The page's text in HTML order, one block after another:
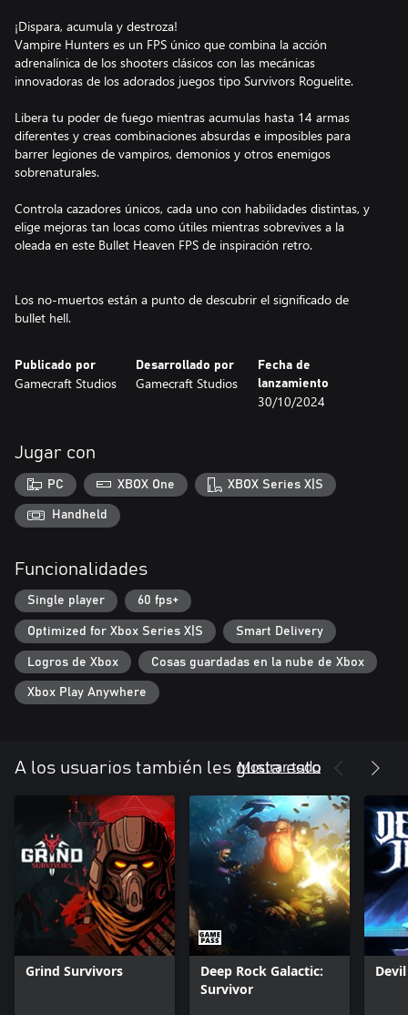
¡Dispara, acumula y destroza!
Vampire Hunters es un FPS único que combina la acción
adrenalínica de los shooters clásicos con las mecánicas
innovadoras de los adorados juegos tipo Survivors Roguelite.
Libera tu poder de fuego mientras acumulas hasta 14 armas
diferentes y creas combinaciones absurdas e imposibles para
barrer legiones de vampiros, demonios y otros enemigos
sobrenaturales.
Controla cazadores únicos, cada uno con habilidades distintas, y
elige mejoras tan locas como útiles mientras sobrevives a la
oleada en este Bullet Heaven FPS de inspiración retro.
Los no-muertos están a punto de descubrir el significado de
bullet hell.
Publicado por
Gamecraft Studios
Desarrollado por
Gamecraft Studios
Fecha de
lanzamiento
30/10/2024
Jugar con
PC XBOX One XBOX Series X|S
Handheld
Funcionalidades
Single player 60 fps+
Optimized for Xbox Series X|S Smart Delivery
Logros de Xbox Cosas guardadas en la nube de Xbox
Xbox Play Anywhere
A los usuarios también les gusta esto
Mostrar todo
Grind Survivors
Deep Rock Galactic:
Survivor